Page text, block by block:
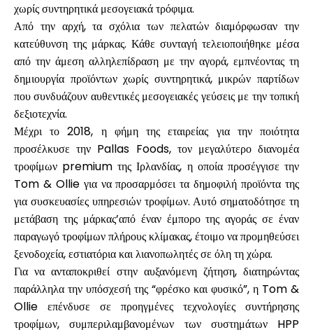
Ο λογαριασμός μου
Λάβετε χρηματοδότηση
ask@scrambleup.com
+372 712 2955
χωρίς συντηρητικά μεσογειακά τρόφιμα.
Από την αρχή, τα σχόλια των πελατών διαμόρφωσαν την
κατεύθυνση της μάρκας. Κάθε συνταγή τελειοποιήθηκε μέσα
από την άμεση αλληλεπίδραση με την αγορά, εμπνέοντας τη
δημιουργία προϊόντων χωρίς συντηρητικά, μικρών παρτίδων
που συνδυάζουν αυθεντικές μεσογειακές γεύσεις με την τοπική
δεξιοτεχνία.
Μέχρι το 2018, η φήμη της εταιρείας για την ποιότητα
προσέλκυσε την Pallas Foods, τον μεγαλύτερο διανομέα
τροφίμων premium της Ιρλανδίας, η οποία προσέγγισε την
Tom & Ollie για να προσαρμόσει τα δημοφιλή προϊόντα της
για συσκευασίες υπηρεσιών τροφίμων. Αυτό σηματοδότησε τη
μετάβαση της μάρκας’από έναν έμπορο της αγοράς σε έναν
παραγωγό τροφίμων πλήρους κλίμακας, έτοιμο να προμηθεύσει
ξενοδοχεία, εστιατόρια και λιανοπωλητές σε όλη τη χώρα.
Για να ανταποκριθεί στην αυξανόμενη ζήτηση, διατηρώντας
παράλληλα την υπόσχεσή της “φρέσκο και φυσικό”, η Tom &
Ollie επένδυσε σε προηγμένες τεχνολογίες συντήρησης
τροφίμων, συμπεριλαμβανομένων των συστημάτων HPP